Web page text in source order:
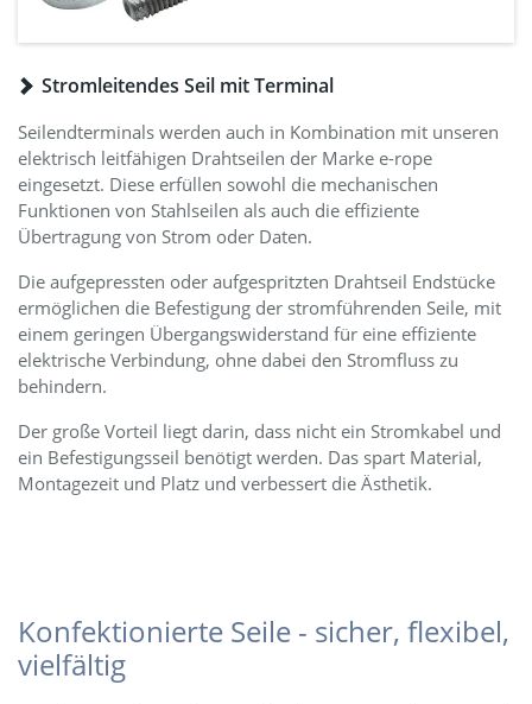
Stromleitendes Seil mit Terminal
Seilendterminals werden auch in Kombination mit unseren
elektrisch leitfähigen Drahtseilen der Marke e-rope
eingesetzt. Diese erfüllen sowohl die mechanischen
Funktionen von Stahlseilen als auch die effiziente
Übertragung von Strom oder Daten.
Die aufgepressten oder aufgespritzten Drahtseil Endstücke
ermöglichen die Befestigung der stromführenden Seile, mit
einem geringen Übergangswiderstand für eine effiziente
elektrische Verbindung, ohne dabei den Stromfluss zu
behindern.
Der große Vorteil liegt darin, dass nicht ein Stromkabel und
ein Befestigungsseil benötigt werden. Das spart Material,
Montagezeit und Platz und verbessert die Ästhetik.
Konfektionierte Seile - sicher, flexibel,
vielfältig